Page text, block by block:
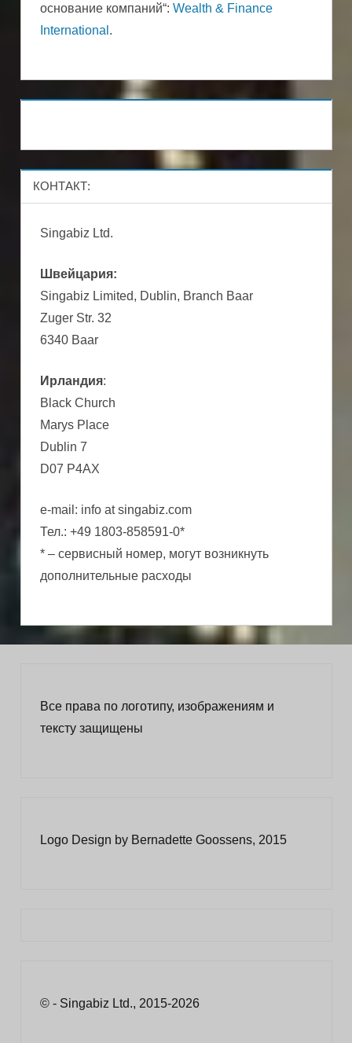
основание компаний“: Wealth & Finance
International .
КОНТАКТ:
Singabiz Ltd.
Швейцария:
Singabiz Limited, Dublin, Branch Baar
Zuger Str. 32
6340 Baar
Ирландия:
Black Church
Marys Place
Dublin 7
D07 P4AX
e-mail: info at singabiz.com
Тел.: +49 1803-858591-0*
* – сервисный номер, могут возникнуть
дополнительные расходы
Все права по логотипу, изображениям и
тексту защищены
Logo Design by Bernadette Goossens, 2015
© - Singabiz Ltd., 2015-2026